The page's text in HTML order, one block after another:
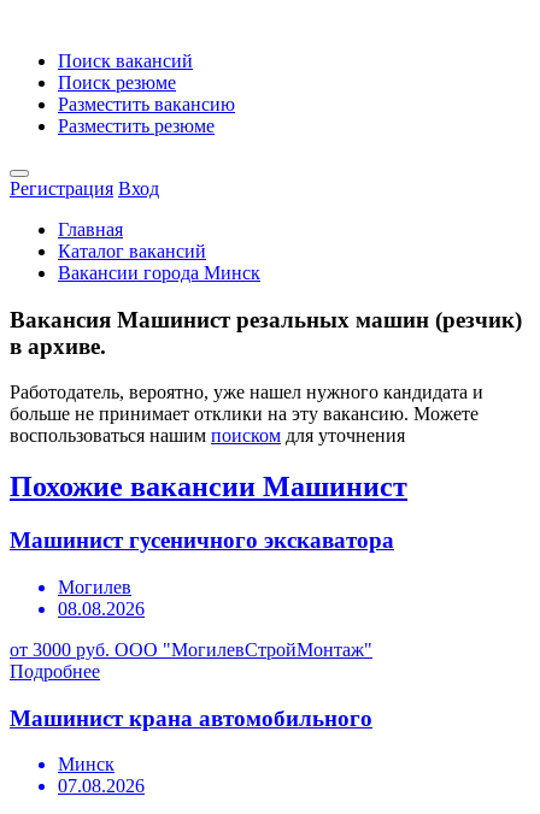
Поиск вакансий
Поиск резюме
Разместить вакансию
Разместить резюме
Регистрация Вход
Главная
Каталог вакансий
Вакансии города Минск
Вакансия Машинист резальных машин (резчик)
в архиве.
Работодатель, вероятно, уже нашел нужного кандидата и
больше не принимает отклики на эту вакансию. Можете
воспользоваться нашим поиском для уточнения
Похожие вакансии Машинист
Машинист гусеничного экскаватора
Могилев
08.08.2026
от 3000 руб. ООО "МогилевСтройМонтаж"
Подробнее
Машинист крана автомобильного
Минск
07.08.2026